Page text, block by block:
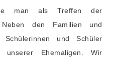
man als Treffen der
Neben den Familien und
und Schüler
Ehemaligen. Wir